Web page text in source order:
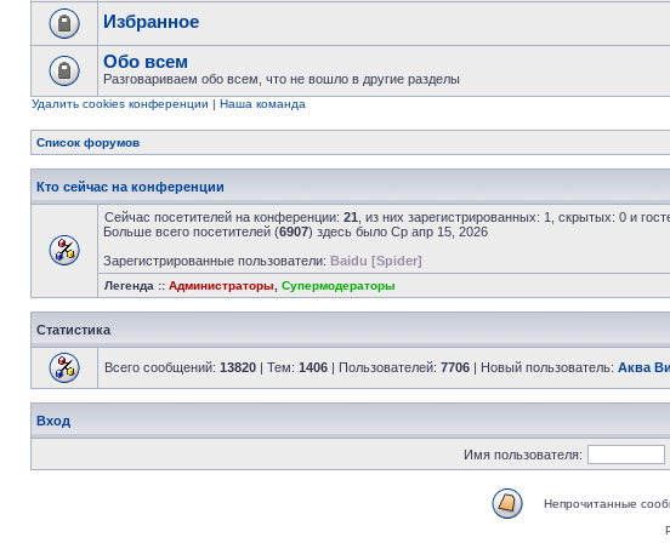
Избранное
Обо всем
Разговариваем обо всем, что не вошло в другие разделы
Удалить cookies конференции | Наша команда
Список форумов
Кто сейчас на конференции
Сейчас посетителей на конференции: 21 , из них зарегистрированных: 1, скрытых: 0 и
Больше всего посетителей (6907) здесь было Ср апр 15, 2026
Зарегистрированные пользователи: Baidu [Spider]
Легенда :: Администраторы Супермодераторы
Статистика
Всего сообщений: 13820 | Тем: 1406 | Пользователей: 7706 | Новый пользователь: Аква
Вход
Имя пользователя:
Непрочитанные